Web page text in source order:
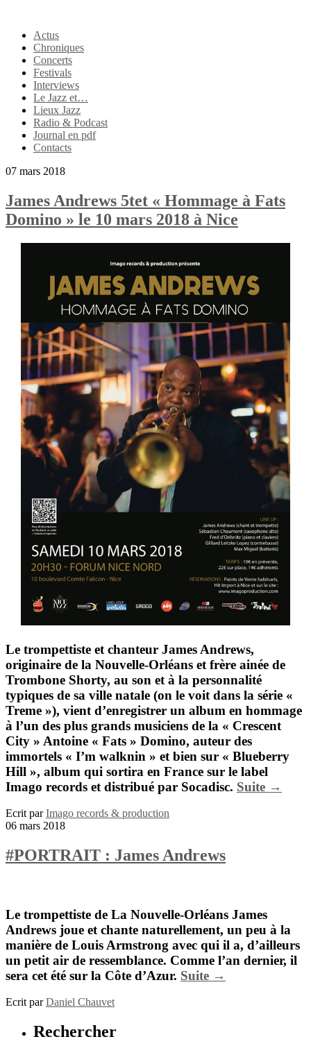
Actus
Chroniques
Concerts
Festivals
Interviews
Le Jazz et…
Lieux Jazz
Radio & Podcast
Journal en pdf
Contacts
07 mars 2018
James Andrews 5tet « Hommage à Fats
Domino » le 10 mars 2018 à Nice
Le trompettiste et chanteur James Andrews,
originaire de la Nouvelle-Orléans et frère ainée de
Trombone Shorty, au son et à la personnalité
typiques de sa ville natale (on le voit dans la série «
Treme »), vient d’enregistrer un album en hommage
à l’un des plus grands musiciens de la « Crescent
City » Antoine « Fats » Domino, auteur des
immortels « I’m walknin » et bien sur « Blueberry
Hill », album qui sortira en France sur le label
Imago records et distribué par Socadisc. Suite →
Ecrit parImago records & production
06 mars 2018
#PORTRAIT : James Andrews
Le trompettiste de La Nouvelle-Orléans James
Andrews joue et chante naturellement, un peu à la
manière de Louis Armstrong avec qui il a, d’ailleurs
un petit air de ressemblance. Comme l’an dernier, il
sera cet été sur la Côte d’Azur. Suite →
Ecrit parDaniel Chauvet
Rechercher